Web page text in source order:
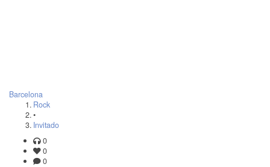
Barcelona
Rock
•
Invitado
0
0
0